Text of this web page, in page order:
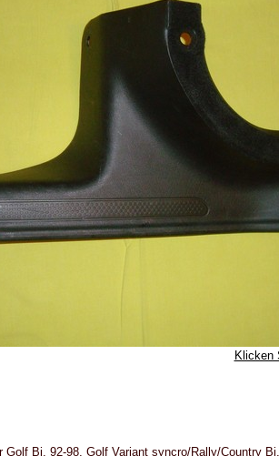
Klicken
Bj. 92-98, Golf Variant syncro/Rally/Country